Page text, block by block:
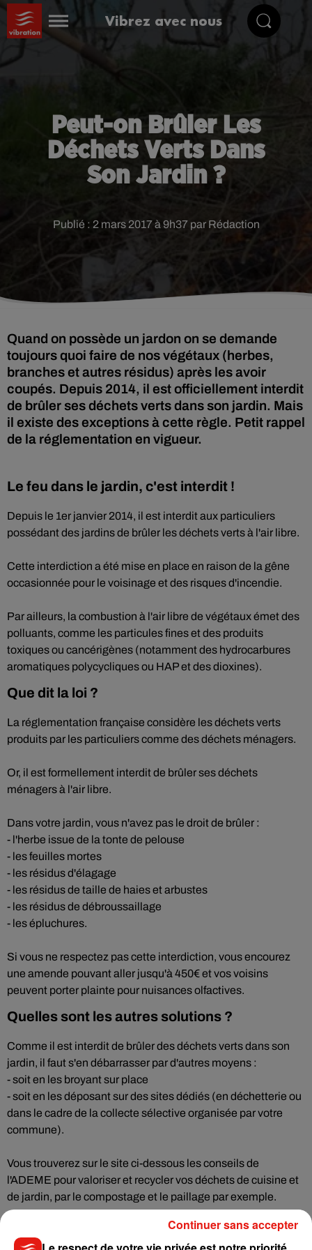
Vibrez avec nous
Peut-on Brûler Les
Déchets Verts Dans
Son Jardin ?
Publié : 2 mars 2017 à 9h37 par Rédaction
Quand on possède un jardon on se demande
toujours quoi faire de nos végétaux (herbes,
branches et autres résidus) après les avoir
coupés. Depuis 2014, il est officiellement interdit
de brûler ses déchets verts dans son jardin. Mais
il existe des exceptions à cette règle. Petit rappel
de la réglementation en vigueur.
Le feu dans le jardin, c'est interdit !
Depuis le 1er janvier 2014, il est interdit aux particuliers
possédant des jardins de brûler les déchets verts à l'air libre.
Cette interdiction a été mise en place en raison de la gêne
occasionnée pour le voisinage et des risques d'incendie.
Par ailleurs, la combustion à l'air libre de végétaux émet des
polluants, comme les particules fines et des produits
toxiques ou cancérigènes (notamment des hydrocarbures
aromatiques polycycliques ou HAP et des dioxines).
Que dit la loi ?
La réglementation française considère les déchets verts
produits par les particuliers comme des déchets ménagers.
Or, il est formellement interdit de brûler ses déchets
ménagers à l'air libre.
Dans votre jardin, vous n'avez pas le droit de brûler :
- l'herbe issue de la tonte de pelouse
- les feuilles mortes
- les résidus d'élagage
- les résidus de taille de haies et arbustes
- les résidus de débroussaillage
- les épluchures.
Si vous ne respectez pas cette interdiction, vous encourez
une amende pouvant aller jusqu'à 450€ et vos voisins
peuvent porter plainte pour nuisances olfactives.
Quelles sont les autres solutions ?
Comme il est interdit de brûler des déchets verts dans son
jardin, il faut s'en débarrasser par d'autres moyens :
- soit en les broyant sur place
- soit en les déposant sur des sites dédiés (en déchetterie ou
dans le cadre de la collecte sélective organisée par votre
commune).
Vous trouverez sur le site ci-dessous les conseils de
l'ADEME pour valoriser et recycler vos déchets de cuisine et
de jardin, par le compostage et le paillage par exemple.
Quelles sont les dérogations ?Continuer sans accepter